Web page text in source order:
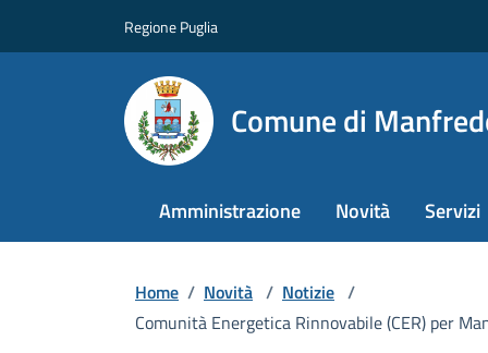
Regione Puglia
Comune di
Amministrazione Novità Servizi
Home / Novità / Notizie /
Comunità Energetica Rinnovabile (CER) per